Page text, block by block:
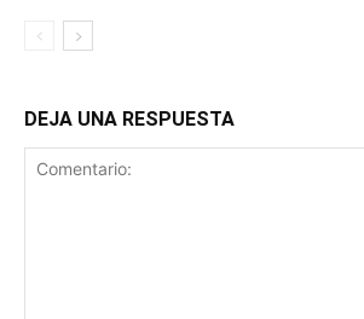
DEJA UNA RESPUESTA